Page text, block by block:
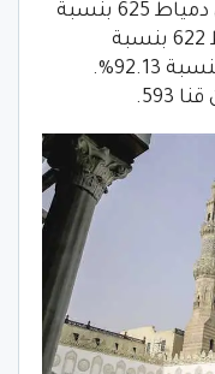
بنسبة 96.46%، وطب بنات وبنين دمياط 625 بنسبة
96.15%. وطب بنين وبنات أسيوط 622 بنسبة
95.69%،وكلية هندسة بنين 600 بنسبة 92.13%.